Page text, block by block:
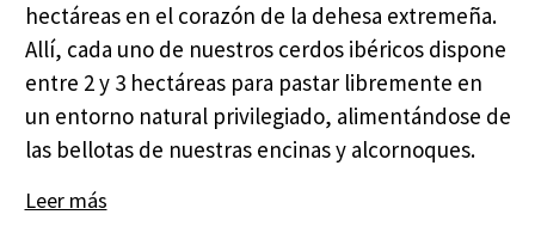
hectáreas en el corazón de la dehesa extremeña.
Allí, cada uno de nuestros cerdos ibéricos dispone
entre 2 y 3 hectáreas para pastar libremente en
un entorno natural privilegiado, alimentándose de
las bellotas de nuestras encinas y alcornoques.
Leer más